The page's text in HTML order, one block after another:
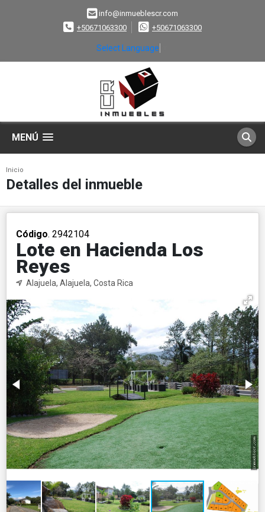
info@inmueblescr.com
+50671063300
+50671063300
Select Language
MENÚ
Inicio
Detalles del inmueble
Código. 2942104
Lote en Hacienda Los
Reyes
Alajuela, Alajuela, Costa Rica